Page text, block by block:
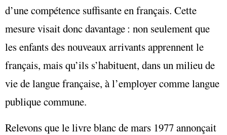
d’une compétence suffisante en français. Cette
mesure visait donc davantage : non seulement que
les enfants des nouveaux arrivants apprennent le
français, mais qu’ils s’habituent, dans un milieu de
vie de langue française, à l’employer comme langue
publique commune.
Relevons que le livre blanc de mars 1977 annonçait